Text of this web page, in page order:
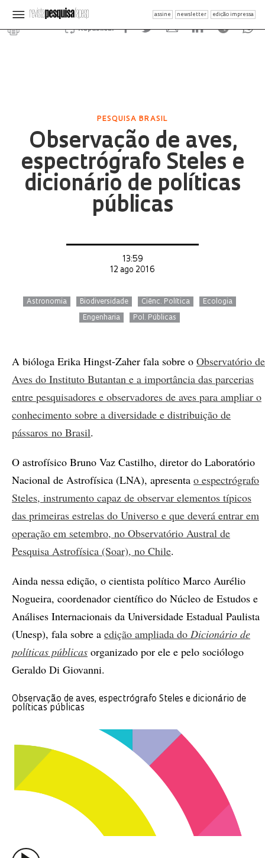
assine newsletter edição impressa
Republicar
PESQUISA BRASIL
Observação de aves,
espectrógrafo Steles e
dicionário de políticas
públicas
13:59
12 ago 2016
Astronomia Biodiversidade Ciênc. Política Ecologia
Engenharia Pol. Públicas
A bióloga Erika Hingst-Zaher fala sobre o Observatório de
Aves do Instituto Butantan e a importância das parcerias
entre pesquisadores e observadores de aves para ampliar o
conhecimento sobre a diversidade e distribuição de
pássaros no Brasil.
O astrofísico Bruno Vaz Castilho, diretor do Laboratório
Nacional de Astrofísica (LNA), apresenta o espectrógrafo
Steles, instrumento capaz de observar elementos típicos
das primeiras estrelas do Universo e que deverá entrar em
operação em setembro, no Observatório Austral de
Pesquisa Astrofísica (Soar), no Chile.
Ainda nessa edição, o cientista político Marco Aurélio
Nogueira, coordenador científico do Núcleo de Estudos e
Análises Internacionais da Universidade Estadual Paulista
(Unesp), fala sobre a edição ampliada do Dicionário de
políticas públicas organizado por ele e pelo sociólogo
Geraldo Di Giovanni.
Observação de aves, espectrógrafo Steles e dicionário de
políticas públicas